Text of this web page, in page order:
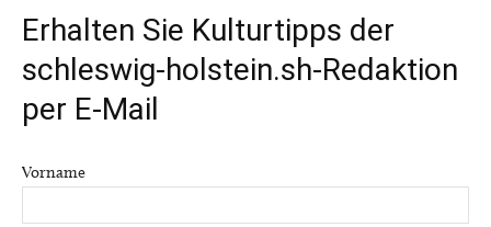
Erhalten Sie Kulturtipps der
schleswig-holstein.sh-Redaktion
per E-Mail
Vorname